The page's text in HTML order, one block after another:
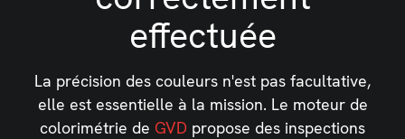
effectuée
La précision des couleurs n'est pas facultative,
elle est essentielle à la mission. Le moteur de
colorimétrie de GVD propose des inspections